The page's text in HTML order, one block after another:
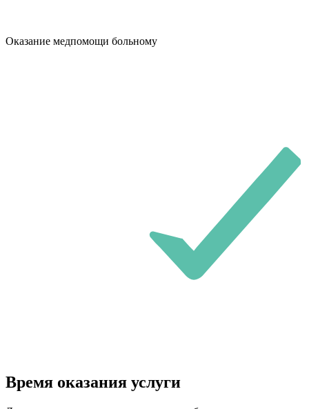
Оказание медпомощи больному
Время оказания услуги